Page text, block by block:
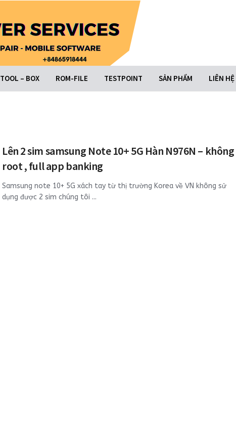
TOOL – BOX ROM-FILE TESTPOINT SẢN PHẨM LIÊN HỆ
Lên 2 sim samsung Note 10+ 5G Hàn N976N – không
root , full app banking
Samsung note 10+ 5G xách tay từ thị trường Korea về VN không sử
dụng được 2 sim chúng tôi ...